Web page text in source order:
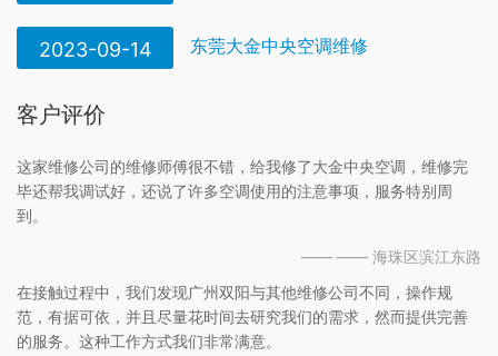
2023-09-14 东莞大金中央空调维修
客户评价
这家维修公司的维修师傅很不错，给我修了大金中央空调，维修完
毕还帮我调试好，还说了许多空调使用的注意事项，服务特别周
到。
—— —— 海珠区滨江东路
在接触过程中，我们发现广州双阳与其他维修公司不同，操作规
范，有据可依，并且尽量花时间去研究我们的需求，然而提供完善
的服务。这种工作方式我们非常满意。